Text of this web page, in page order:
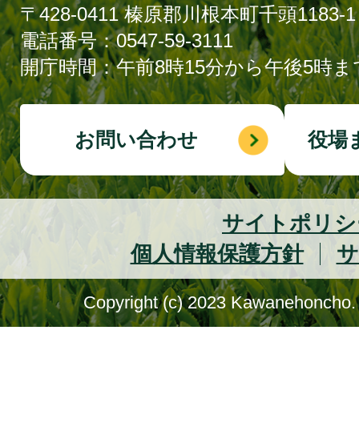
〒428-0411 榛原郡川根本町千頭1183-1
電話番号：0547-59-3111
開庁時間：午前8時15分から午後5時ま
お問い合わせ 役場
サイトポリ
個人情報保護方針
Copyright (c) 2023